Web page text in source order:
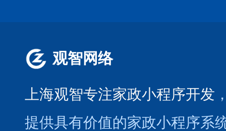
观智网络
上海观智专注家政小程序开发
提供具有价值的家政小程序系